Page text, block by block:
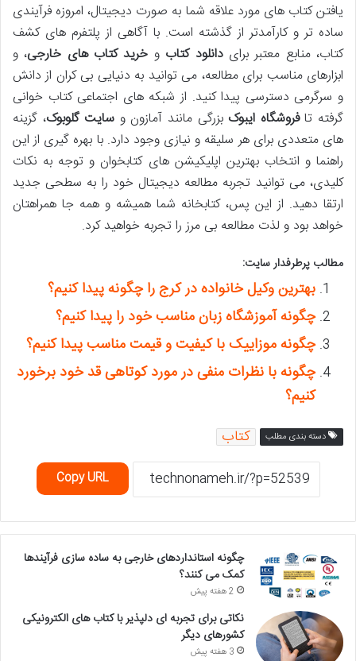
یافتن کتاب های مورد علاقه شما به صورت دیجیتال، امروزه فرآیندی
ساده تر و کارآمدتر از گذشته است. با آگاهی از پلتفرم های کشف
کتاب، منابع معتبر برایدانلود کتاب و خرید کتاب های خارجی، و
ابزارهای مناسب برای مطالعه، می توانید به دنیایی بی کران از دانش
و سرگرمی دسترسی پیدا کنید. از شبکه های اجتماعی کتاب خوانی
گرفته تافروشگاه ایبوک بزرگی مانند آمازون و سایت گلوبوک، گزینه
های متعددی برای هر سلیقه و نیازی وجود دارد. با بهره گیری از این
راهنما و انتخاب بهترین اپلیکیشن های کتابخوان و توجه به نکات
کلیدی، می توانید تجربه مطالعه دیجیتال خود را به سطحی جدید
ارتقا دهید. از این پس، کتابخانه شما همیشه و همه جا همراهتان
خواهد بود و لذت مطالعه بی مرز را تجربه خواهید کرد.
مطالب پرطرفدار سایت:
بهترین وکیل خانواده در کرج را چگونه پیدا کنیم؟
چگونه آموزشگاه زبان مناسب خود را پیدا کنیم؟
چگونه موزاییک با کیفیت و قیمت مناسب پیدا کنیم؟
چگونه با نظرات منفی در مورد کوتاهی قد خود برخورد
کنیم؟
دسته بندی مطلب کتاب
Copy URL
چگونه استانداردهای خارجی به ساده سازی فرآیندها
کمک می کنند؟
2 هفته پیش
نکاتی برای تجربه ای دلپذیر با کتاب های الکترونیکی
کشورهای دیگر
3 هفته پیش